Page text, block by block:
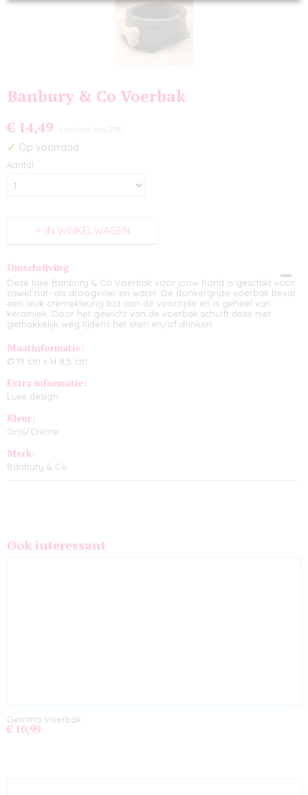
Banbury & Co Voerbak
€ 14,49 (inclusief btw 21%)
✓ Op voorraad
Aantal
IN WINKELWAGEN
Omschrijving
Deze luxe Banbury & Co Voerbak voor jouw hond is geschikt voor
zowel nat- als droogvoer en water. De donkergrijze voerbak bevat
een leuk crèmekleurig bot aan de voorzijde en is geheel van
keramiek. Door het gewicht van de voerbak schuift deze niet
gemakkelijk weg tijdens het eten en/of drinken.
Maatinformatie:
Ø 19 cm x H 8,5 cm
Extra informatie:
Luxe design
Kleur:
Grijs/Crème
Merk:
Banbury & Co
Ook interessant
Gemma Voerbak
€ 10,99